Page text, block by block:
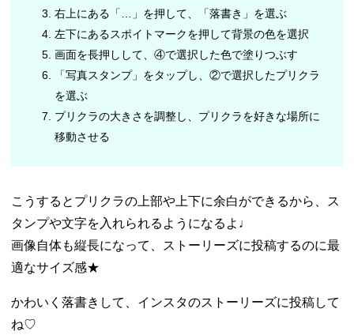
右上にある「…」を押して、「落書き」を選ぶ
左下にあるスポイトマークを押して背景の色を選択
画面を長押しして、④で選択した色で塗りつぶす
「写真スタンプ」をタップし、②で選択したプリクラ
を選ぶ
プリクラの大きさを調整し、プリクラを好きな場所に
移動させる
こうするとプリクラの上部や上下に余白ができるから、ス
タンプや文字を入れられるようになるよ♩
画像自体も縦長になって、ストーリーズに投稿するのに最
適なサイズ感★
かわいく落書きして、インスタのストーリーズに投稿して
ね♡